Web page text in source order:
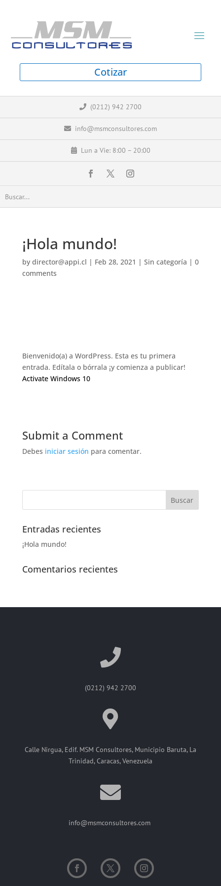
Cotizar
(0212) 942 2700
info@msmconsultores.com
Lun a Vie: 8:00 – 20:00
¡Hola mundo!
by director@appi.cl | Feb 28, 2021 | Sin categoría | 0
comments
Bienvenido(a) a WordPress. Esta es tu primera
entrada. Edítala o bórrala ¡y comienza a publicar!
Activate Windows 10
Submit a Comment
Debes iniciar sesión para comentar.
Entradas recientes
¡Hola mundo!
Comentarios recientes
(0212) 942 2700
Calle Nirgua, Edif. MSM Consultores, Municipio Baruta, La
Trinidad, Caracas, Venezuela
info@msmconsultores.com